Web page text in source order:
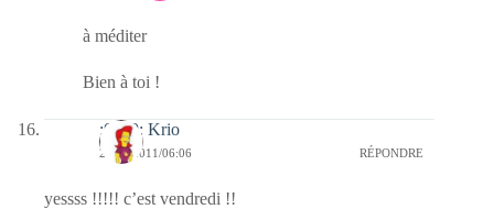
à méditer
Bien à toi !
:0010: Krio
28/01/2011/06:06 RÉPONDRE
yessss !!!!! c’est vendredi !!